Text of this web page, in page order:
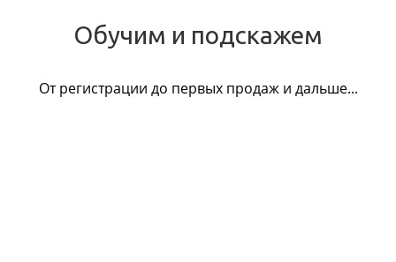
Обучим и подскажем
От регистрации до первых продаж и дальше...